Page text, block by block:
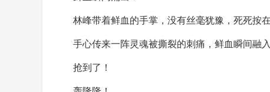
林峰带着鲜血的手掌，没有丝毫犹豫，死死按
手心传来一阵灵魂被撕裂的刺痛，鲜血瞬间融入
抢到了！